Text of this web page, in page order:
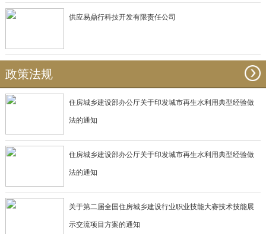
供应易鼎行科技开发有限责任公司
政策法规
住房城乡建设部办公厅关于印发城市再生水利用典型经验做
法的通知
住房城乡建设部办公厅关于印发城市再生水利用典型经验做
法的通知
关于第二届全国住房城乡建设行业职业技能大赛技术技能展
示交流项目方案的通知